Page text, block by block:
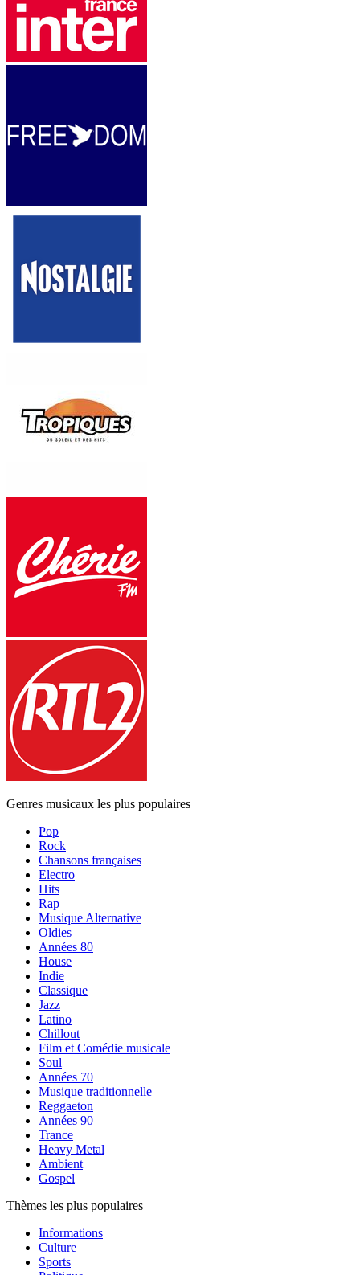
Genres musicaux les plus populaires
Pop
Rock
Chansons françaises
Electro
Hits
Rap
Musique Alternative
Oldies
Années 80
House
Indie
Classique
Jazz
Latino
Chillout
Film et Comédie musicale
Soul
Années 70
Musique traditionnelle
Reggaeton
Années 90
Trance
Heavy Metal
Ambient
Gospel
Thèmes les plus populaires
Informations
Culture
Sports